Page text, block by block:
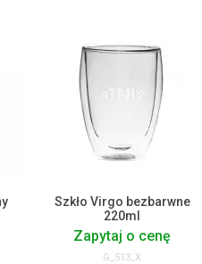
Szkło Virgo bezbarwne
220ml
Zapytaj o cenę
G_513_X